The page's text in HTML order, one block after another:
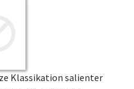
Klassikation salienter